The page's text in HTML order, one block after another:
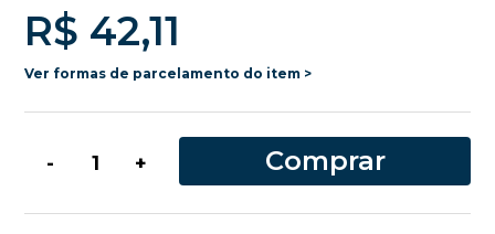
R$ 42,11
Ver formas de parcelamento do item >
- + Comprar